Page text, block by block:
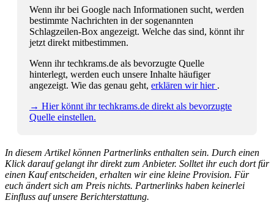
Wenn ihr bei Google nach Informationen sucht, werden
bestimmte Nachrichten in der sogenannten
Schlagzeilen-Box angezeigt. Welche das sind, könnt ihr
jetzt direkt mitbestimmen.
Wenn ihr techkrams.de als bevorzugte Quelle
hinterlegt, werden euch unsere Inhalte häufiger
angezeigt. Wie das genau geht, erklären wir hier .
→ Hier könnt ihr techkrams.de direkt als bevorzugte
Quelle einstellen.
In diesem Artikel können Partnerlinks enthalten sein. Durch einen
Klick darauf gelangt ihr direkt zum Anbieter. Solltet ihr euch dort für
einen Kauf entscheiden, erhalten wir eine kleine Provision. Für
euch ändert sich am Preis nichts. Partnerlinks haben keinerlei
Einfluss auf unsere Berichterstattung.